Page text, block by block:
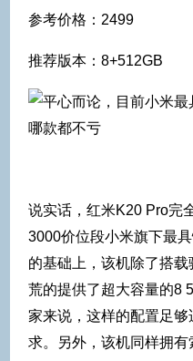
参考价格：2499
推荐版本：8+512GB
说实话，红米K20 Pro完
3000价位段小米旗下最
的基础上，该机除了搭
荒的提供了超大容量的8
家来说，这样的配置足
求。另外，该机同样拥